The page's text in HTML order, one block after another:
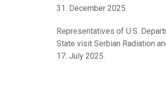
31. December 2025.
Representatives of U.S.
State visit Serbian Radiation
Nuclear Safety and Security
17. July 2025.